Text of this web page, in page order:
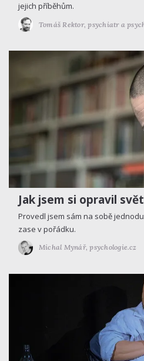
jejich příběhům.
Tomáš Rektor,psychiatr a
Jak jsem si opravil svět
Provedl jsem sám na sobě
zase v pořádku.
Michal Mynář,psychologie.cz